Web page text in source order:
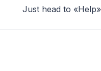
Just head to